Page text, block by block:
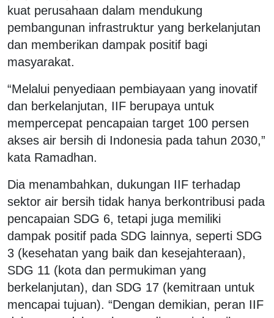
kuat perusahaan dalam mendukung
pembangunan infrastruktur yang berkelanjutan
dan memberikan dampak positif bagi
masyarakat.
“Melalui penyediaan pembiayaan yang inovatif
dan berkelanjutan, IIF berupaya untuk
mempercepat pencapaian target 100 persen
akses air bersih di Indonesia pada tahun 2030,”
kata Ramadhan.
Dia menambahkan, dukungan IIF terhadap
sektor air bersih tidak hanya berkontribusi pada
pencapaian SDG 6, tetapi juga memiliki
dampak positif pada SDG lainnya, seperti SDG
3 (kesehatan yang baik dan kesejahteraan),
SDG 11 (kota dan permukiman yang
berkelanjutan), dan SDG 17 (kemitraan untuk
mencapai tujuan). “Dengan demikian, peran IIF